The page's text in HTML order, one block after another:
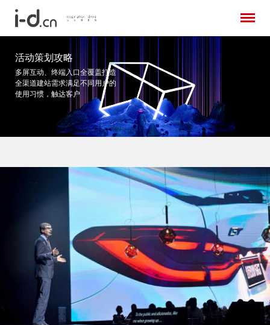
活动策划攻略
多屏互动、终端入口全覆盖打造
全渠道建站需求满足不同用户的
使用习惯，触达客户